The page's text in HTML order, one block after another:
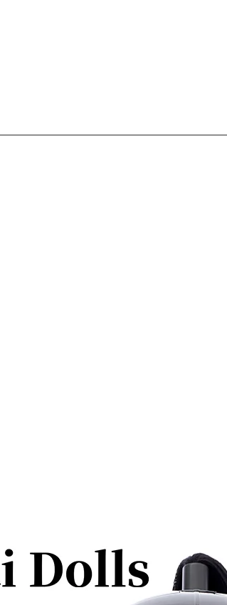
ので、制作完了後、不良品以外の理由
きません。予めご了承ください。写真